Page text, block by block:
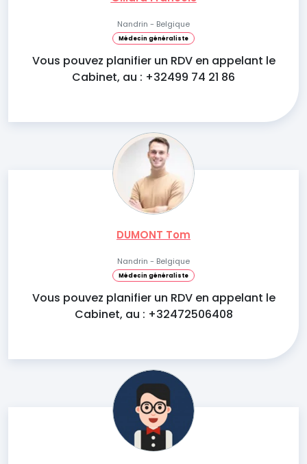
Nandrin - Belgique
Médecin généraliste
Vous pouvez planifier un RDV en appelant le
Cabinet, au : +32499 74 21 86
DUMONT Tom
Nandrin - Belgique
Médecin généraliste
Vous pouvez planifier un RDV en appelant le
Cabinet, au : +32472506408